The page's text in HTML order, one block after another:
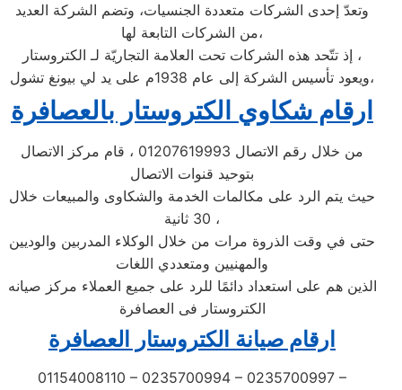
وتعدّ إحدى الشركات متعددة الجنسيات، وتضم الشركة العديد
من الشركات التابعة لها،
إذ تتّحد هذه الشركات تحت العلامة التجاريّة لـ الكتروستار ،
ويعود تأسيس الشركة إلى عام 1938م على يد لي بيونغ تشول،
ارقام شكاوي الكتروستار بالعصافرة
من خلال رقم الاتصال 01207619993 ، قام مركز الاتصال
بتوحيد قنوات الاتصال
حيث يتم الرد على مكالمات الخدمة والشكاوى والمبيعات خلال
30 ثانية ،
حتى في وقت الذروة مرات من خلال الوكلاء المدربين والوديين
والمهنيين ومتعددي اللغات
الذين هم على استعداد دائمًا للرد على جميع العملاء مركز صيانه
الكتروستار فى العصافرة
ارقام صيانة الكتروستار العصافرة
01154008110 – 0235700994 – 0235700997 –